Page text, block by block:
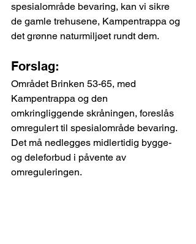
spesialområde bevaring, kan vi sikre
de gamle trehusene, Kampentrappa og
det grønne naturmiljøet rundt dem.
Forslag:
Området Brinken 53-65, med
Kampentrappa og den
omkringliggende skråningen, foreslås
omregulert til spesialområde bevaring.
Det må nedlegges midlertidig bygge-
og deleforbud i påvente av
omreguleringen.